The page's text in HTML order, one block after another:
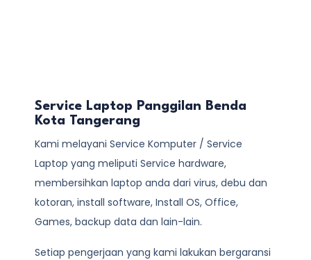
Service Laptop Panggilan Benda
Kota Tangerang
Kami melayani Service Komputer / Service
Laptop yang meliputi Service hardware,
membersihkan laptop anda dari virus, debu dan
kotoran, install software, Install OS, Office,
Games, backup data dan lain-lain.
Setiap pengerjaan yang kami lakukan bergaransi